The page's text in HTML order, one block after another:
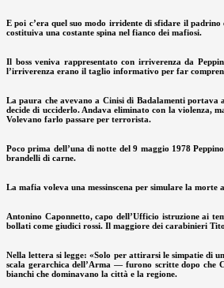
E poi c’era quel suo modo irridente di sfidare il
costituiva una costante spina nel fianco dei mafiosi.
Il boss veniva rappresentato con irriverenza da
l’irriverenza erano il taglio informativo per far
La paura che avevano a Cinisi di Badalamenti portava
decide di ucciderlo. Andava eliminato con la violenza,
Volevano farlo passare per terrorista.
Poco prima dell’una di notte del 9 maggio 1978
brandelli di carne.
La mafia voleva una messinscena per simulare la
Antonino Caponnetto, capo dell’Ufficio istruzione ai
bollati come giudici rossi. Il maggiore dei carabinieri
Nella lettera si legge: «Solo per attirarsi le simpatie di
scala gerarchica dell’Arma — furono scritte dopo che
bianchi che dominavano la città e la regione.